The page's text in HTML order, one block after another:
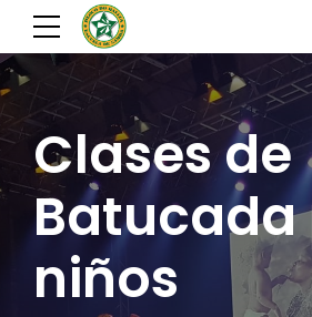
Clases de
Batucada
niños